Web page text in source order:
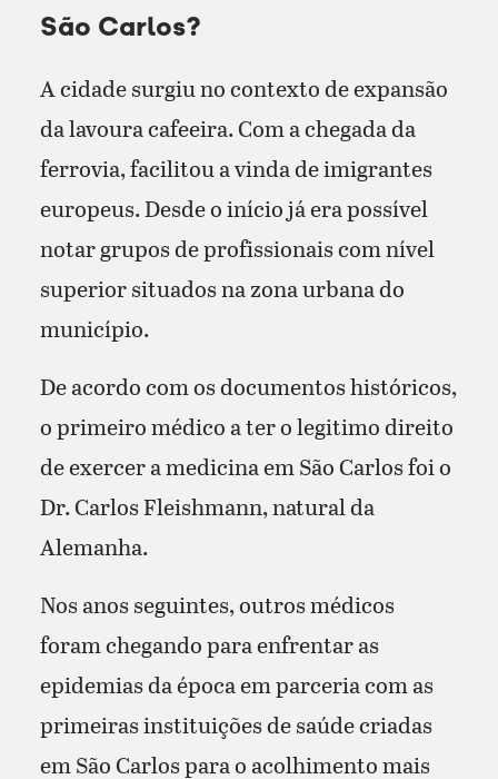
São Carlos?
A cidade surgiu no contexto de expansão
da lavoura cafeeira. Com a chegada da
ferrovia, facilitou a vinda de imigrantes
europeus. Desde o início já era possível
notar grupos de profissionais com nível
superior situados na zona urbana do
município.
De acordo com os documentos históricos,
o primeiro médico a ter o legitimo direito
de exercer a medicina em São Carlos foi o
Dr. Carlos Fleishmann, natural da
Alemanha.
Nos anos seguintes, outros médicos
foram chegando para enfrentar as
epidemias da época em parceria com as
primeiras instituições de saúde criadas
em São Carlos para o acolhimento mais